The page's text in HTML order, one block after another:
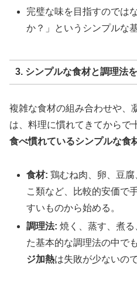
完璧な味を目指すのでは
か？」というシンプルな
3. シンプルな食材と調理法
複雑な食材の組み合わせや、
は、料理に慣れてきてからで
食べ慣れているシンプルな食
食材: 鶏むね肉、卵、豆
こ類など、比較的安価で
すいものから始める。
調理法: 焼く、蒸す、煮
た基本的な調理法の中で
ジ加熱は失敗が少ないの